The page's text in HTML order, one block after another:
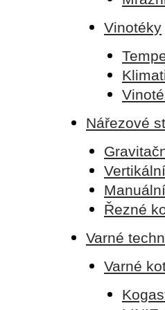
Vinotéky
Nářezové
Řezné
Varné
Varné